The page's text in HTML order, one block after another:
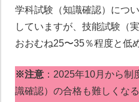
学科試験（知識確認）につ
していますが、技能試験（
おおむね25〜35％程度と低
※注意：2025年10月から制
識確認）の合格も難しくな